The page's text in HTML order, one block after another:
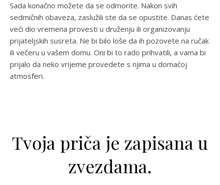
Sada konačno možete da se odmorite. Nakon svih
sedmičnih obaveza, zaslužili ste da se opustite. Danas ćete
veći dio vremena provesti u druženju ili organizovanju
prijateljskih susreta. Ne bi bilo loše da ih pozovete na ručak
ili večeru u vašem domu. Oni bi to rado prihvatili, a vama bi
prijalo da neko vrijeme provedete s njima u domaćoj
atmosferi.
Tvoja priča je zapisana u
zvezdama.